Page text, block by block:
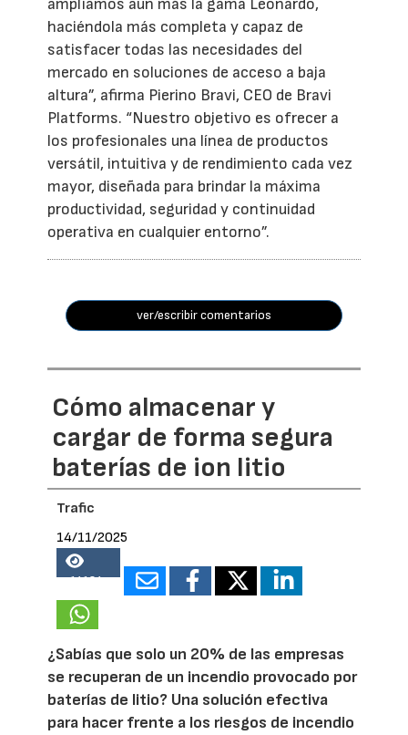
haciéndola más completa y capaz de
satisfacer todas las necesidades del
mercado en soluciones de acceso a baja
altura”, afirma Pierino Bravi, CEO de Bravi
Platforms. “Nuestro objetivo es ofrecer a
los profesionales una línea de productos
versátil, intuitiva y de rendimiento cada vez
mayor, diseñada para brindar la máxima
productividad, seguridad y continuidad
operativa en cualquier entorno”.
ver/escribir comentarios
Cómo almacenar y
cargar de forma segura
baterías de ion litio
Trafic
14/11/2025
14184
¿Sabías que solo un 20% de las empresas
se recuperan de un incendio provocado por
baterías de litio? Una solución efectiva
para hacer frente a los riesgos de incendio